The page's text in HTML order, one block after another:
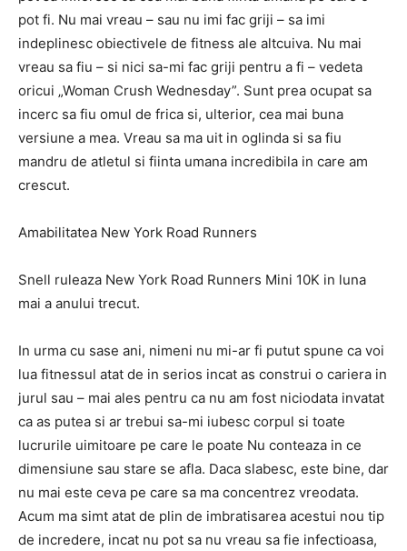
pot fi. Nu mai vreau – sau nu imi fac griji – sa imi
indeplinesc obiectivele de fitness ale altcuiva. Nu mai
vreau sa fiu – si nici sa-mi fac griji pentru a fi – vedeta
oricui „Woman Crush Wednesday”. Sunt prea ocupat sa
incerc sa fiu omul de frica si, ulterior, cea mai buna
versiune a mea. Vreau sa ma uit in oglinda si sa fiu
mandru de atletul si fiinta umana incredibila in care am
crescut.
Amabilitatea New York Road Runners
Snell ruleaza New York Road Runners Mini 10K in luna
mai a anului trecut.
In urma cu sase ani, nimeni nu mi-ar fi putut spune ca voi
lua fitnessul atat de in serios incat as construi o cariera in
jurul sau – mai ales pentru ca nu am fost niciodata invatat
ca as putea si ar trebui sa-mi iubesc corpul si toate
lucrurile uimitoare pe care le poate Nu conteaza in ce
dimensiune sau stare se afla. Daca slabesc, este bine, dar
nu mai este ceva pe care sa ma concentrez vreodata.
Acum ma simt atat de plin de imbratisarea acestui nou tip
de incredere, incat nu pot sa nu vreau sa fie infectioasa,